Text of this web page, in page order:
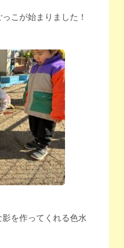
こが始まりました！
を作ってくれる色水